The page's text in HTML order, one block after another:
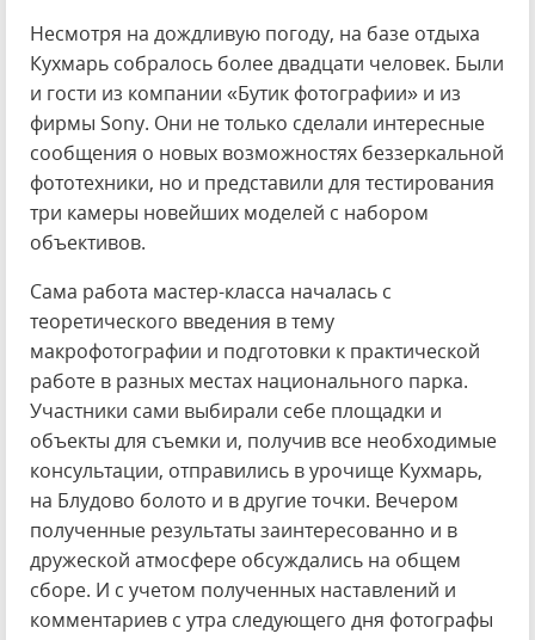
Несмотря на дождливую погоду, на базе отдыха
Кухмарь собралось более двадцати человек. Были
и гости из компании «Бутик фотографии» и из
фирмы Sony. Они не только сделали интересные
сообщения о новых возможностях беззеркальной
фототехники, но и представили для тестирования
три камеры новейших моделей с набором
объективов.
Сама работа мастер-класса началась с
теоретического введения в тему
макрофотографии и подготовки к практической
работе в разных местах национального парка.
Участники сами выбирали себе площадки и
объекты для съемки и, получив все необходимые
консультации, отправились в урочище Кухмарь,
на Блудово болото и в другие точки. Вечером
полученные результаты заинтересованно и в
дружеской атмосфере обсуждались на общем
сборе. И с учетом полученных наставлений и
комментариев с утра следующего дня фотографы